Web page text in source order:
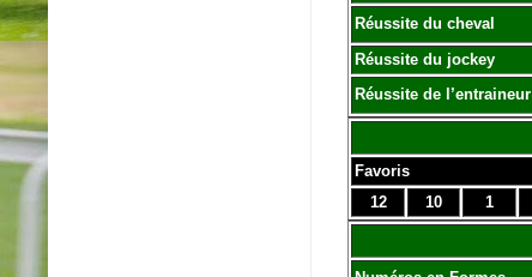
Réussite du cheval
Réussite du jockey
Réussite de l’entraineur
Favoris
12
10 1